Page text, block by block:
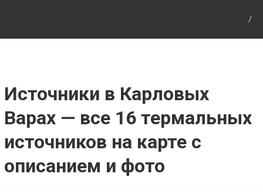
Источники в Карловых
Варах — все 16 термальных
источников на карте с
описанием и фото